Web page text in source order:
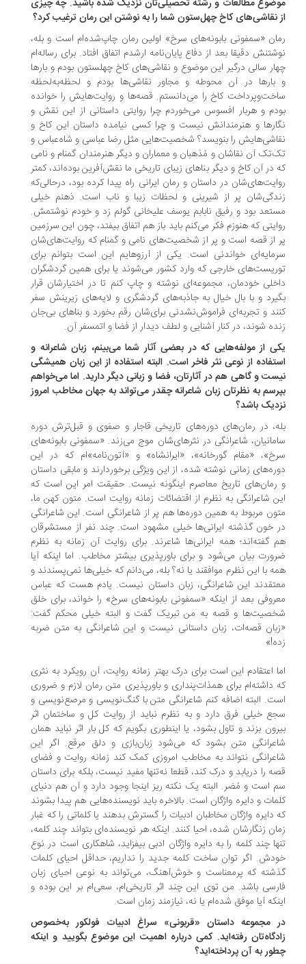
مطالعات و رشته‌ تحصیلی‌تان نزدیک شده باشید. چه چیزی
نقاشی‌های کاخ چهل‌ستون شما را به نوشتن این رمان ترغیب کرد؟
«سمفونی بابونه‌های سرخ» اولین رمان چاپ‌شده‌ام است و بله،
دقیقا بعد از دفاع پایان‌نامه ارشدم اتفاق افتاد. برای رساله‌ام
سالی درگیر این موضوع و نقاشی‌های کاخ چهلستون بودم و بارها
در آن محوطه و مجاور نقاشی‌ها بودم و لحظه‌به‌لحظه
کاخ را می‌دانستم. قصه‌ها و روایت‌هایش را خوانده
و هربار افسوس می‌خوردم چرا روایتی داستانی از این نقش و
و هنرمندانش نیست و چرا کسی نیامده داستان این کاخ و
را بنویسد؟ شخصیت‌هایی مثل رضا عباسی و شاه‌عباس و
آن نقاشان و مُذهبان و معماران و دیگر هنرمندان گمنام و نامی
در آن کاخ و دیگر بناهای زیبای تاریخی ما نقش‌آفرین بوده‌اند، کمتر
در داستان و رمان ایرانی راه پیدا کرده بود، درحالی‌که
پر از شیرینی و لحظات زیبا و ناب است. ذهنم خیلی
بود و رفیق نابابم یوسف علیخانی گولم زد و خودم نوشتمش.
که هنوزم فکر می‌کنم باید باز هم اتفاق بیفتد، چون این سرزمین
از قصه است و پر از شخصیت‌های نامی و گمنام که روایت‌های‌شان
خواندنی است. یکی از آرزوهایم این است بتوانم برای
خارجی که وارد کشور می‌شوند یا برای همین گردشگران
خودمان، مجموعه‌ای نوشته و چاپ کنم تا در اختیارشان قرار
و با بال خیال به جاذبه‌های گردشگری و لایه‌های زیرینش سفر
و تجربه‌ای فراموش‌نشدنی برای‌شان رقم بخورد و بناهای بی‌جان
شوند، در کنار آشنایی و لطف دیدار از فضا و اتمسفر آن.
از مولفه‌هایی که در بعضی آثار شما می‌بینم، زبان شاعرانه و
از نوعی نثر فاخر است. البته استفاده از این زبان همیشگی
و گاهی هم در آثارتان، فضا و زبانی دیگر دارید. اما می‌خواهم
به نظرتان زبان شاعرانه چقدر می‌تواند به جهان مخاطب امروز
باشد؟
در رمان‌های دوره‌های تاریخی قاجار و صفوی و قبل‌ترش دوره
شاعرانگی در نثرهای‌شان موج می‌زند. «سمفونی بابونه‌های
«مقام گورخانه»، «ایرانشاه» و «آتون‌نامه»‌ام که در این
زمانی نوشته شده، از این ویژگی برخوردارند و مابقی داستان
تاریخ معاصرم اینگونه نیست. حقیقت امر این است که
شاعرانگی به نظرم از اقتضائات زمانه روایت است. متون کهن ما،
مربوط به همین دوره‌ها هم پر از شاعرانگی است. این شاعرانگی
خون گذشته ایرانی‌ها خیلی مشهود است. چند نفر از مستشرقان
گفته‌اند؛ همه ایرانی‌ها شاعرند. برای روایت آن زمانه به نظرم
بیان می‌شود و برای باورپذیری بیشتر مخاطب. اما اینکه آیا
با این نظرم موافقند یا نه؟ بله، می‌دانم که خیلی‌ها نمی‌پسندند و
این شاعرانگی، زبان داستان نیست. یادم هست که عباس
بعد از اینکه «سمفونی بابونه‌های سرخ» را خواند، برای خلق
و قصه به من تبریک گفت و البته خیلی محکم گفت:
قصه‌ات، زبان داستانی نیست و این شاعرانگی به متن ضربه
اعتقادم این است برای درک بهتر زمانه روایت، آن رویکرد به نثری
داشته‌ام برای همذات‌پنداری و باورپذیری متن رمان لازم و ضروری
البته اضافه کنم شاعرانگی متن با گنگ‌نویسی و مرصع‌نویسی و
خیلی فرق دارد و به نظرم نباید از روایت کل و ساختمان اثر
بزند و تاول بشود، یا اینطوری بگویم که کل بار اثر نباید همان
متن بشود که می‌شود زبان‌بازی و دلق مرقع. اگر این
نتواند به مخاطب امروزی کمک کند زمانه روایت و فضای
را دریابد و درک کند، قطعا نه‌تنها مفید نیست، بلکه برای داستان
است و مُضر. البته یک نکته ریز اینجا وجود دارد و آن هم دنیای
و دایره واژگان است. بالاخره باید نویسنده‌هایی هم پیدا بشوند
دایره واژگان مخاطبان ادبیات را گسترش بدهند یا کلماتی را که غبار
زنگارشان شده، احیا کنند. اینکه هر نویسنده‌ای بتواند چند کلمه،
چند کلمه را به دایره واژگان ادبی بیفزاید، شاهکاری است در نوع
اگر توان ساخت کلمه جدید را نداریم، حداقل احیای کلمات
که پرمعناست و خوش‌آهنگ، می‌تواند به نوعی احیای زبان
باشد. من توی این چند اثر تاریخی‌ام، سعی‌ام بر این بوده و
آیا موفق شده‌ام یا نه، نیازمند زمان است.
مجموعه داستان «قربونی» سراغ ادبیات فولکور به‌خصوص
رفته‌اید. کمی درباره اهمیت این موضوع بگویید و اینکه
به آن پرداخته‌اید؟